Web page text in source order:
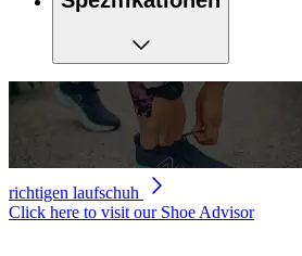
richtigen laufschuh
Click here to visit our Shoe Advisor